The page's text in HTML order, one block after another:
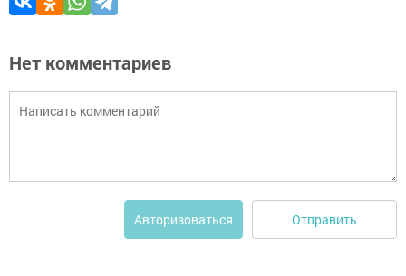
Нет комментариев
Авторизоваться Отправить